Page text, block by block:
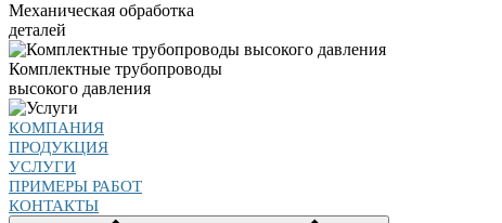
Механическая обработка
деталей
Комплектные трубопроводы
высокого давления
КОМПАНИЯ
ПРОДУКЦИЯ
УСЛУГИ
ПРИМЕРЫ РАБОТ
КОНТАКТЫ